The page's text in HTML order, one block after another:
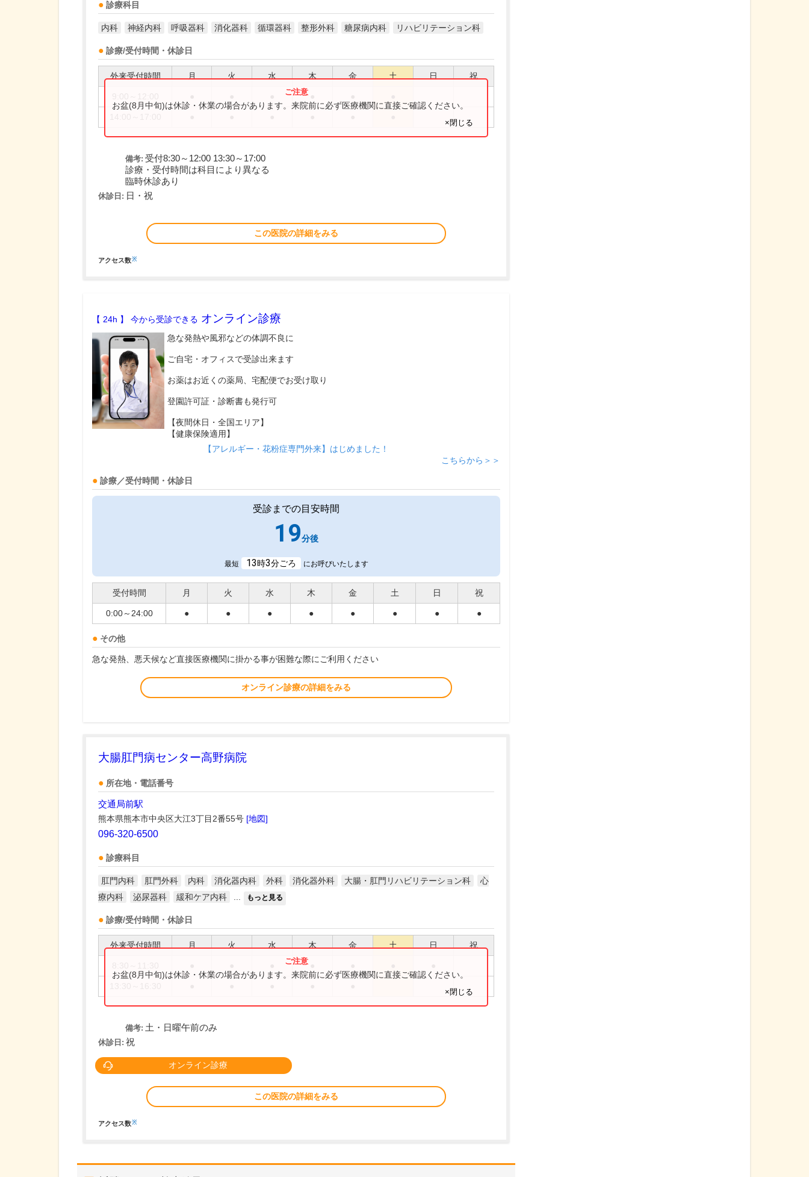
診療科目
内科 神経内科 呼吸器科 消化器科 循環器科 整形外科 糖尿病内科 リハビリテーション科
診療/受付時間・休診日
外来受付時間 月 火 水 木 金 土 日 祝
お盆(8月中旬)は休診・休業の場合があります。来院前に必ず医療機関に直接ご確認ください。
×閉じる
備考: 受付8:30～12:00 13:30～17:00
診療・受付時間は科目により異なる
臨時休診あり
休診日: 日・祝
この医院の詳細をみる
アクセス数※
【 24h 】 今から受診できる オンライン診療
急な発熱や風邪などの体調不良に
ご自宅・オフィスで受診出来ます
お薬はお近くの薬局、宅配便でお受け取り
登園許可証・診断書も発行可
【夜間休日・全国エリア】
【健康保険適用】
【アレルギー・花粉症専門外来】はじめました！
こちらから＞＞
診療／受付時間・休診日
受診までの目安時間
19分後
最短 13時3分ごろ にお呼びいたします
受付時間 月 火 水 木 金 土 日 祝
0:00～24:00 ● ● ● ● ● ● ● ●
その他
急な発熱、悪天候など直接医療機関に掛かる事が困難な際にご利用ください
オンライン診療の詳細をみる
大腸肛門病センター高野病院
所在地・電話番号
交通局前駅
熊本県熊本市中央区大江3丁目2番55号 [地図]
096-320-6500
診療科目
肛門内科 肛門外科 内科 消化器内科 外科 消化器外科 大腸・肛門リハビリテーション科
心
療内科
泌尿器科 緩和ケア内科 もっと見る
診療/受付時間・休診日
外来受付時間 月 火 水 木 金 土 日 祝
お盆(8月中旬)は休診・休業の場合があります。来院前に必ず医療機関に直接ご確認ください。
×閉じる
備考: 土・日曜午前のみ
休診日: 祝
オンライン診療
この医院の詳細をみる
アクセス数※